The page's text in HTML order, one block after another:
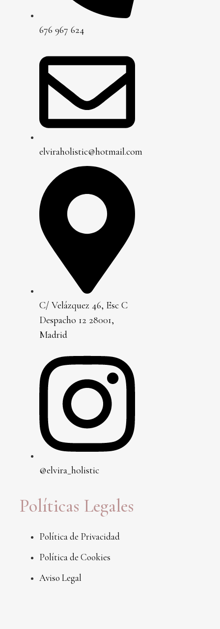
676 967 624
elviraholistic@hotmail.com
C/ Velázquez 46, Esc C
Despacho 12 28001,
Madrid
@elvira_holistic
Políticas Legales
Política de Privacidad
Política de Cookies
Aviso Legal